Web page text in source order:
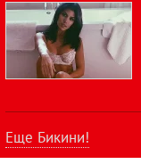
Еще Бикини!